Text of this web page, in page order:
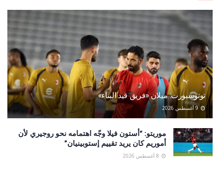
توتوسبورت: ميلان «فريق قيد البناء»
9 أغسطس 2026
موريتو: “أستون فيلا وجّه اهتمامه نحو روجيري لأن
أموريم كان يريد تقييم إستوبينيان”